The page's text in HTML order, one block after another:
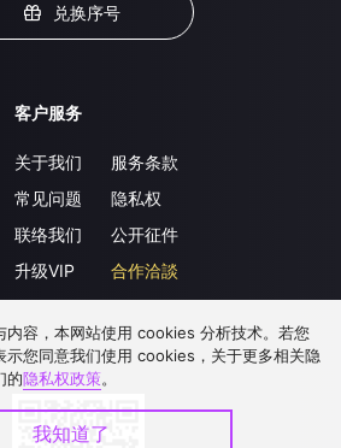
兑换序号
客户服务
关于我们
常见问题
联络我们
升级VIP
服务条款
隐私权
公开征件
合作洽談
内容，本网站使用 cookies 分析技术。若您
示您同意我们使用 cookies，关于更多相关隐
的隐私权政策。
我知道了